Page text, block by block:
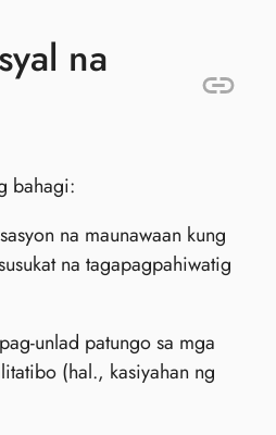
na
bahagi:
na maunawaan kung
na tagapagpahiwatig
unlad patungo sa mga
(hal., kasiyahan ng